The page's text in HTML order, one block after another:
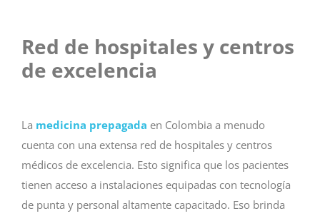
Red de hospitales y centros
de excelencia
La medicina prepagada en Colombia a menudo
cuenta con una extensa red de hospitales y centros
médicos de excelencia. Esto significa que los pacientes
tienen acceso a instalaciones equipadas con tecnología
de punta y personal altamente capacitado. Eso brinda